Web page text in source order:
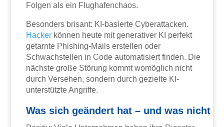
Folgen als ein Flughafenchaos.
Besonders brisant: KI-basierte Cyberattacken.
Hacker können heute mit generativer KI perfekt
getarnte Phishing-Mails erstellen oder
Schwachstellen in Code automatisiert finden. Die
nächste große Störung kommt womöglich nicht
durch Versehen, sondern durch gezielte KI-
unterstützte Angriffe.
Was sich geändert hat – und was nicht